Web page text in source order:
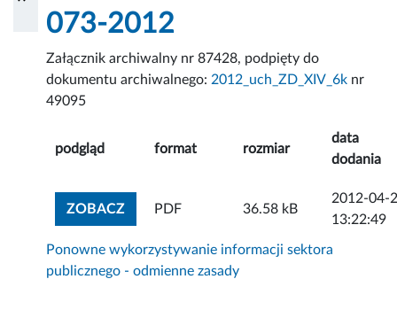
073-2012
Załącznik archiwalny nr 87428, podpięty do
dokumentu archiwalnego: 2012_uch_ZD_XIV_6k nr
49095
podgląd format rozmiar
data
dodania
ZOBACZZOBACZ ZAŁĄCZNIK
PDF 36.58 kB
2012-04-
13:22:49
Ponowne wykorzystywanie informacji sektora
publicznego - odmienne zasady